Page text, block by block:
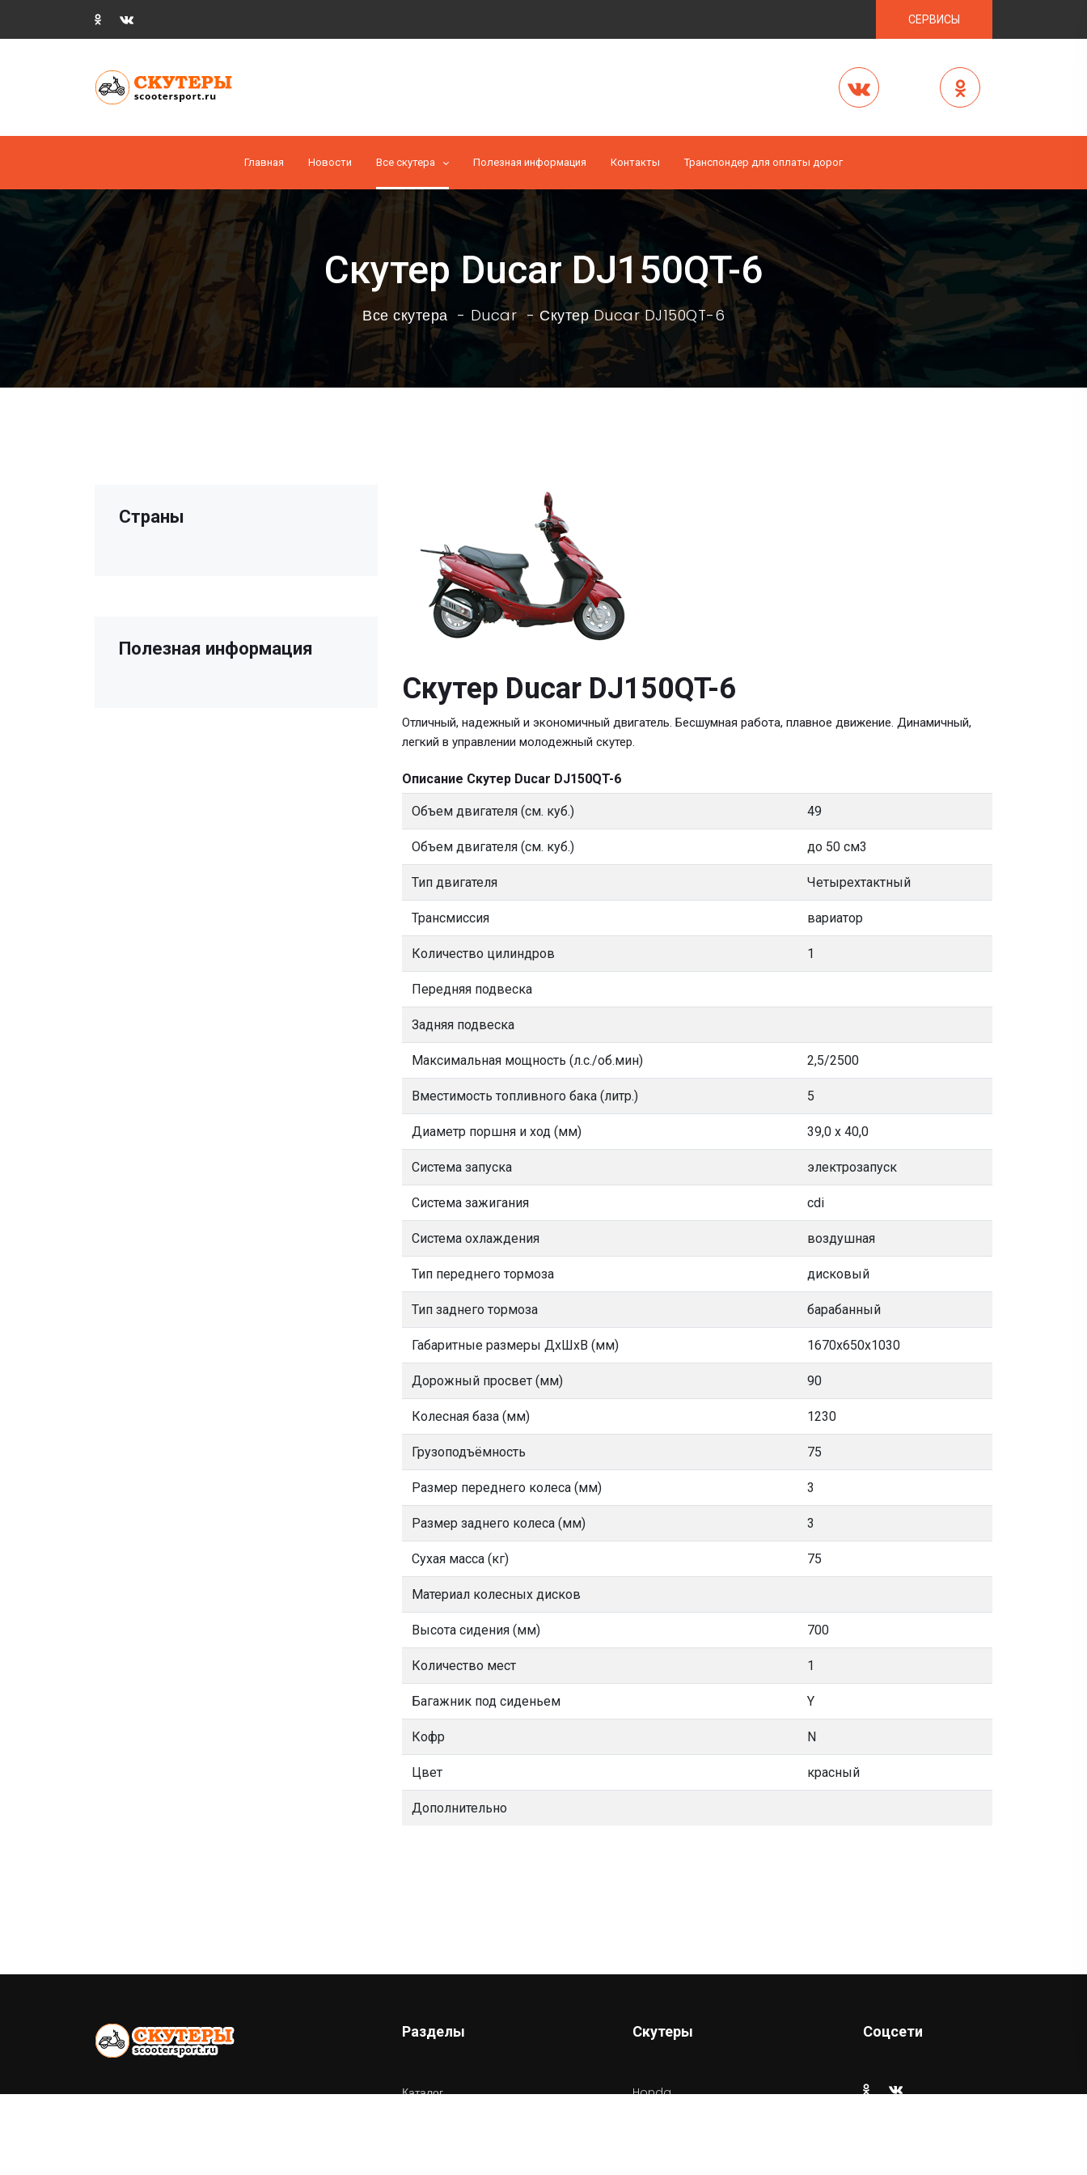
СЕРВИСЫ
Главная Новости Все скутера Полезная информация Контакты Транспондер для оплаты дорог
Скутер Ducar DJ150QT-6
Все скутера Ducar Скутер Ducar DJ150QT-6
Скутер Ducar DJ150QT-6
Отличный, надежный и экономичный двигатель. Бесшумная работа, плавное движение. Динамичный,
легкий в управлении молодежный скутер.
Описание Скутер Ducar DJ150QT-6
Объем двигателя (см. куб.) 49
Объем двигателя (см. куб.) до 50 см3
Тип двигателя Четырехтактный
Трансмиссия вариатор
Количество цилиндров 1
Передняя подвеска
Задняя подвеска
Максимальная мощность (л.с./об.мин) 2,5/2500
Вместимость топливного бака (литр.) 5
Диаметр поршня и ход (мм) 39,0 x 40,0
Система запуска электрозапуск
Система зажигания cdi
Система охлаждения воздушная
Тип переднего тормоза дисковый
Тип заднего тормоза барабанный
Габаритные размеры ДхШхВ (мм) 1670х650х1030
Дорожный просвет (мм) 90
Колесная база (мм) 1230
Грузоподъёмность 75
Размер переднего колеса (мм) 3
Размер заднего колеса (мм) 3
Сухая масса (кг) 75
Материал колесных дисков
Высота сидения (мм) 700
Количество мест 1
Багажник под сиденьем Y
Кофр N
Цвет красный
Дополнительно
Страны
Полезная информация
Всё о скутерах. Каталог моделей,
Разделы
Каталог
Скутеры
Honda
Соцсети